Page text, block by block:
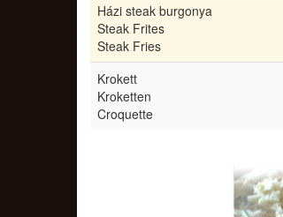
Házi steak burgonya
Steak Frites
Steak Fries
Krokett
Kroketten
Croquette